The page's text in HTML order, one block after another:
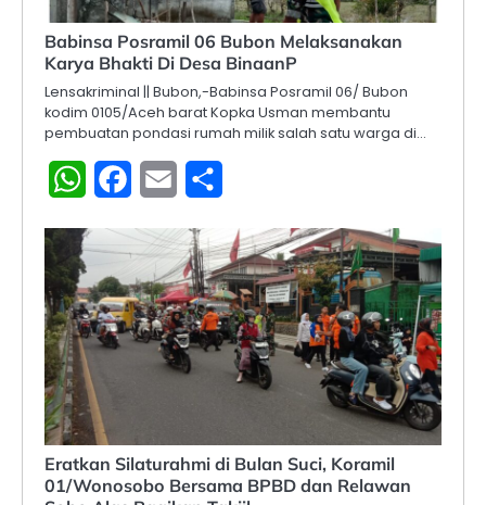
Babinsa Posramil 06 Bubon Melaksanakan
Karya Bhakti Di Desa BinaanP
Lensakriminal || Bubon,-Babinsa Posramil 06/ Bubon
kodim 0105/Aceh barat Kopka Usman membantu
pembuatan pondasi rumah milik salah satu warga di…
WhatsAppFacebook
Email
Eratkan Silaturahmi di Bulan Suci, Koramil
01/Wonosobo Bersama BPBD dan Relawan